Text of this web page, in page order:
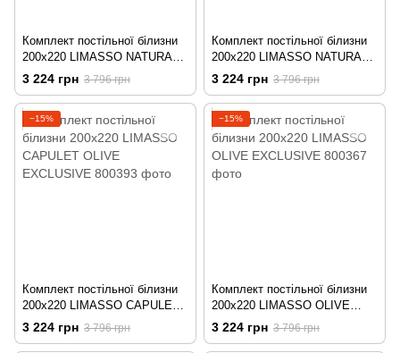
Комплект постільної білизни
200x220 LIMASSO NATURAL
GREEN EXCLUSIVE
3 224 грн 3 796 грн
Комплект постільної білизни
200x220 LIMASSO NATURAL
VIOLET EXCLUSIVE
3 224 грн 3 796 грн
−15%
Комплект постільної білизни
200x220 LIMASSO CAPULET
OLIVE EXCLUSIVE
3 224 грн 3 796 грн
−15%
Комплект постільної білизни
200x220 LIMASSO OLIVE
EXCLUSIVE
3 224 грн 3 796 грн